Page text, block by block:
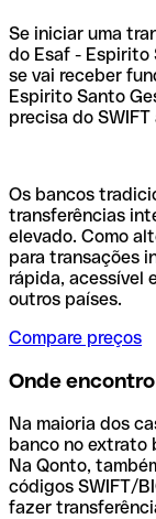
Se iniciar uma
do Esaf - Espirito
se vai receber
Espirito Santo
precisa do
Os bancos
transferências
elevado. Como
para transações
rápida, acessível
outros países.
Compare preços
Onde
Na maioria dos
banco no extrato
Na Qonto,
códigos SWIFT/
fazer